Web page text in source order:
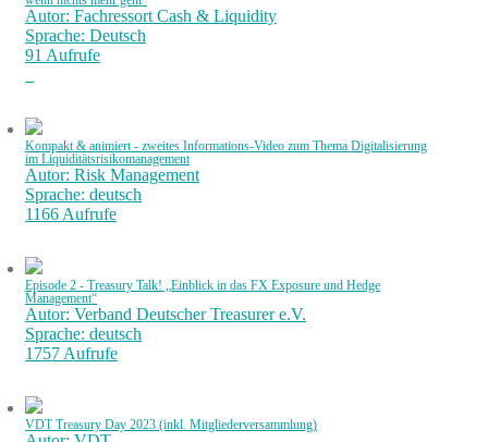
Autor: Fachressort Cash & Liquidity
Sprache: Deutsch
91 Aufrufe
Kompakt & animiert - zweites Informations-Video zum Thema Digitalisierung
im Liquiditätsrisikomanagement
Autor: Risk Management
Sprache: deutsch
1166 Aufrufe
Episode 2 - Treasury Talk! „Einblick in das FX Exposure und Hedge
Management“
Autor: Verband Deutscher Treasurer e.V.
Sprache: deutsch
1757 Aufrufe
VDT Treasury Day 2023 (inkl. Mitgliederversammlung)